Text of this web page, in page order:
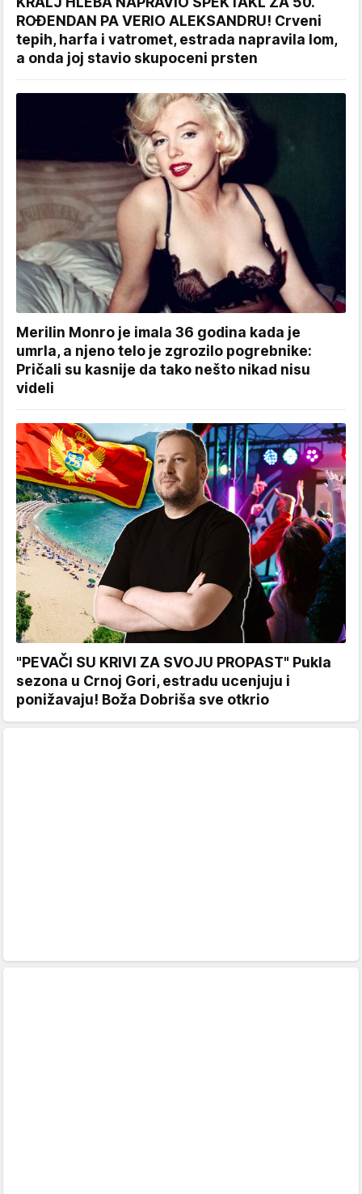
ROĐENDAN PA VERIO ALEKSANDRU! Crveni
tepih, harfa i vatromet, estrada napravila lom,
a onda joj stavio skupoceni prsten
Merilin Monro je imala 36 godina kada je
umrla, a njeno telo je zgrozilo pogrebnike:
Pričali su kasnije da tako nešto nikad nisu
videli
"PEVAČI SU KRIVI ZA SVOJU PROPAST" Pukla
sezona u Crnoj Gori, estradu ucenjuju i
ponižavaju! Boža Dobriša sve otkrio